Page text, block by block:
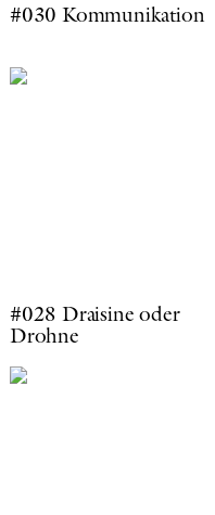
#030 Kommunikation
#028 Draisine oder
Drohne